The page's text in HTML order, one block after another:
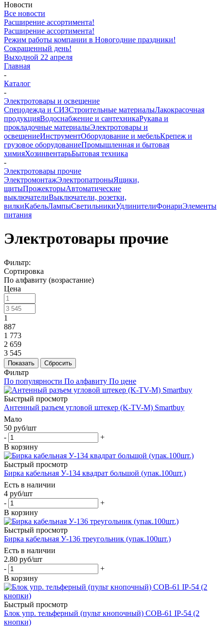
Новости
Все новости
Расширение ассортимента!
Расширение ассортимента!
Режим работы компании в Новогодние праздники!
Сокращенный день!
Выходной 22 апреля
Главная
-
Каталог
-
Электротовары и освещение
Спецодежда и СИЗСтроительные материалыЛакокрасочная
продукцияВодоснабжение и сантехникаРукава и
прокладочные материалыЭлектротовары и
освещениеИнструментОборудование и мебельКрепеж и
грузовое оборудованиеПромышленная и бытовая
химияХозинвентарьБытовая техника
-
Электротовары прочие
ЭлектромонтажЭлектропатроныЯщики,
щитыПрожекторыАвтоматические
выключателиВыключатели, розетки,
вилкиКабельЛампыСветильникиУдлинителиФонариЭлементы
питания
Электротовары прочие
Фильтр:
Сортировка
По алфавиту (возрастание)
Цена
1
887
1 773
2 659
3 545
Показать Сбросить
Фильтр
По популярности По алфавиту По цене
Быстрый просмотр
Антенный разъем угловой штекер (K-TV-M) Smartbuy
Мало
50 руб/шт
-
+
В корзину
Быстрый просмотр
Бирка кабельная У-134 квадрат большой (упак.100шт.)
Есть в наличии
4 руб/шт
-
+
В корзину
Быстрый просмотр
Бирка кабельная У-136 треугольник (упак.100шт.)
Есть в наличии
2.80 руб/шт
-
+
В корзину
Быстрый просмотр
Блок упр. тельферный (пульт кнопочный) COB-61 IP-54 (2
кнопки)